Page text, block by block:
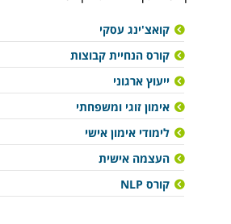
קואצ'ינג עסקי
קורס הנחיית קבוצות
ייעוץ ארגוני
אימון זוגי ומשפחתי
לימודי אימון אישי
העצמה אישית
קורס NLP